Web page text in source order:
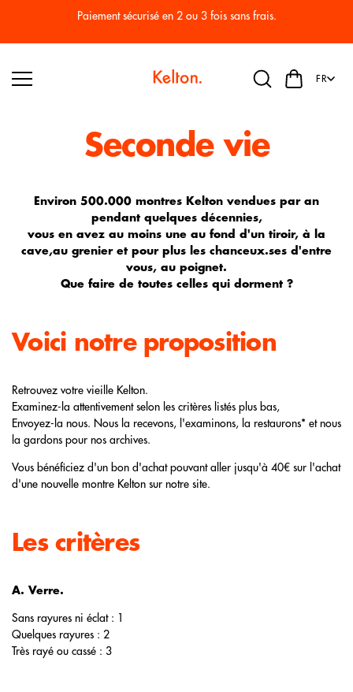
Paiement sécurisé en 2 ou 3 fois sans frais.
FR
Seconde vie
Environ 500.000 montres Kelton vendues par an
pendant quelques décennies,
vous en avez au moins une au fond d'un tiroir, à la
cave,au grenier et pour plus les chanceux.ses d'entre
vous, au poignet.
Que faire de toutes celles qui dorment ?
Voici notre proposition
Retrouvez votre vieille Kelton.
Examinez-la attentivement selon les critères listés plus bas,
Envoyez-la nous. Nous la recevons, l'examinons, la restaurons* et nous
la gardons pour nos archives.
Vous bénéficiez d'un bon d'achat pouvant aller jusqu'à 40€ sur l'achat
d'une nouvelle montre Kelton sur notre site.
Les critères
A. Verre.
Sans rayures ni éclat : 1
Quelques rayures : 2
Très rayé ou cassé : 3